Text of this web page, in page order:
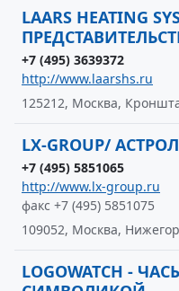
LAARS HEATING
+7 (495) 3639372
http://www.laarshs.ru
125212, Москва,
LX-GROUP/ АСТРОЛ
+7 (495) 5851065
http://www.lx-group.ru
факс +7 (495) 5851075
109052, Москва,
LOGOWATCH -